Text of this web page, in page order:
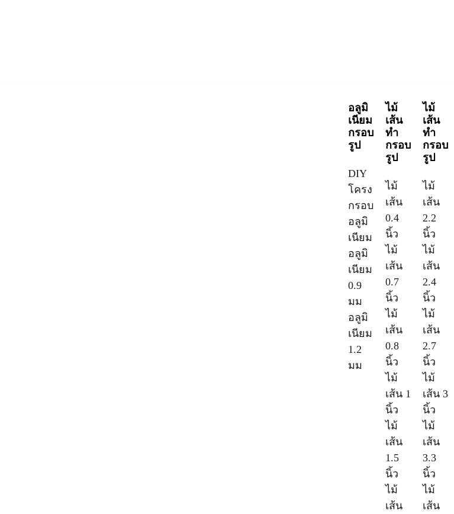
อลูมิ
เนียม
กรอบ
รูป
DIY
โครง
กรอบ
อลูมิ
เนียม
อลูมิ
เนียม
0.9
มม
อลูมิ
เนียม
1.2
มม
ไม้
เส้น
ทำ
กรอบ
รูป
ไม้
เส้น
0.4
นิ้ว
ไม้
เส้น
0.7
นิ้ว
ไม้
เส้น
0.8
นิ้ว
ไม้
เส้น 1
นิ้ว
ไม้
เส้น
1.5
นิ้ว
ไม้
เส้น
ไม้
เส้น
ทำ
กรอบ
รูป
ไม้
เส้น
2.2
นิ้ว
ไม้
เส้น
2.4
นิ้ว
ไม้
เส้น
2.7
นิ้ว
ไม้
เส้น 3
นิ้ว
ไม้
เส้น
3.3
นิ้ว
ไม้
เส้น